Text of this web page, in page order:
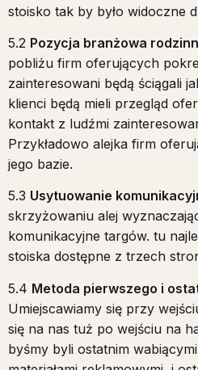
stoisko tak by było widoczne
5.2 Pozycja branżowa
pobliżu firm oferujących
zainteresowani będą ściągali
klienci będą mieli przegląd
kontakt z ludźmi
Przykładowo alejka firm
jego bazie.
5.3 Usytuowanie
skrzyżowaniu alej
komunikacyjne targów. tu
stoiska dostępne z trzech
5.4 Metoda pierwszego i
Umiejscawiamy się przy
się na nas tuż po wejściu na
byśmy byli ostatnim